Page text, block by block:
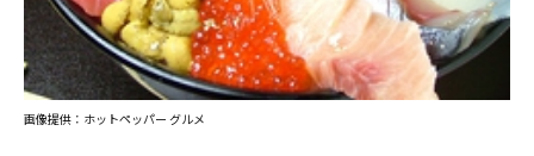
画像提供：ホットペッパー グルメ